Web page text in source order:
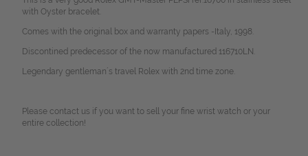
with Oyster bracelet.
Comes with the original box and warranty papers -Italy, 1998.
Discontined predecessor of the now manufactured 116710LN.
Legendary gentleman´s travel Rolex with 2nd time zone.
Please contact us if you want to sell your fine wrist watch or your
entire collection!